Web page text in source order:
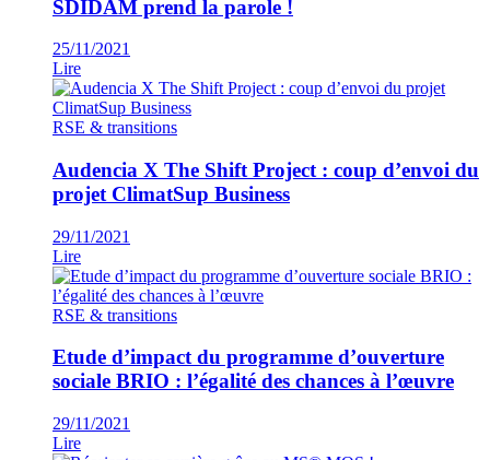
SDIDAM prend la parole !
25/11/2021
Lire
RSE & transitions
Audencia X The Shift Project : coup d’envoi du
projet ClimatSup Business
29/11/2021
Lire
RSE & transitions
Etude d’impact du programme d’ouverture
sociale BRIO : l’égalité des chances à l’œuvre
29/11/2021
Lire